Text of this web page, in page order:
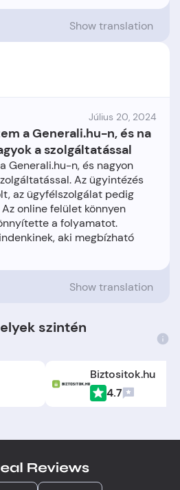
Show translation
Július 20, 2024
a Generali.hu-n, és na
a szolgáltatással
Generali.hu-n, és nagyon
Az ügyintézés
az ügyfélszolgálat pedig
online felület könnyen
a folyamatot.
aki megbízható
Show translation
szintén
Biztositok.hu
4.7